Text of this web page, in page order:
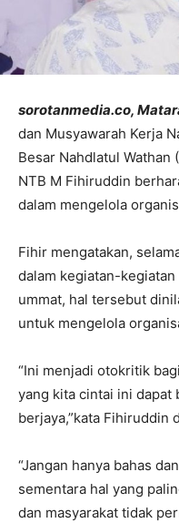
sorotanmedia.co,
dan Musyawarah Kerja
Besar Nahdlatul Wathan
NTB M Fihiruddin
dalam mengelola
Fihir mengatakan,
dalam kegiatan-
ummat, hal tersebut
untuk mengelola
“Ini menjadi otokritik
yang kita cintai ini dapat
berjaya,”kata Fihiruddin
“Jangan hanya bahas
sementara hal yang
dan masyarakat tidak